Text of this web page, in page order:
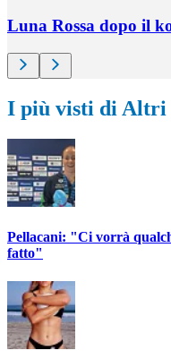
Luna Rossa dopo il
I più visti di Altri
Pellacani: "Ci vorrà
fatto"